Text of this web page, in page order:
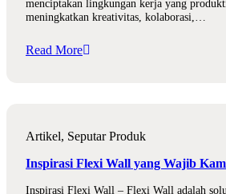
menciptakan lingkungan kerja yang
meningkatkan kreativitas, kolaborasi,…
Read More
Artikel, Seputar Produk
Inspirasi Flexi Wall yang Wajib
Inspirasi Flexi Wall – Flexi Wall adalah